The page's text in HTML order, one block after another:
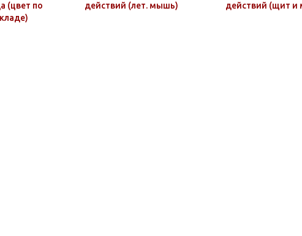
(цвет по
действий (лет. мышь)
действий (щит и